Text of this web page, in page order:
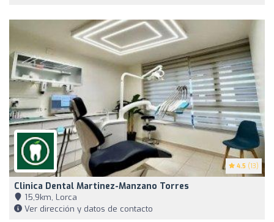
4.5 (13)
Clinica Dental Martinez-Manzano Torres
15,9km, Lorca
Ver dirección y datos de contacto